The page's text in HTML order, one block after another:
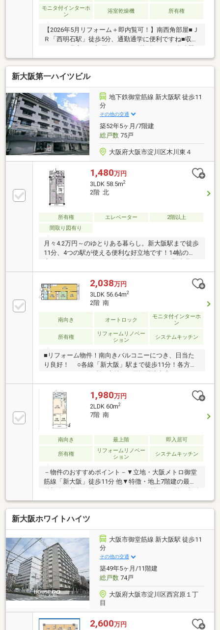
モニタ付インターホ
ン
浴室乾燥機 所有権
【2026年5月リフォーム＋即内覧可！】南西角部屋■Ｊ
Ｒ「西明石駅」徒歩5分、通勤通学に便利ですね■収納
や浴室乾燥機付きなど設備充実！
新大阪第一ハイツビル
地下鉄御堂筋線 新大阪駅 徒歩11
分
その他の交通
築52年5ヶ月/7階建
総戸数75戸
大阪府大阪市淀川区木川東４
1,480万円
3LDK 58.5m2
2階 北
所有権 エレベーター
2階以上
間取り図有り
月々4.2万円～のゆとりある暮らし。新大阪駅まで徒歩
11分、4つの駅が使える便利な好立地です！14帖の
可能です！
2,038万円
3LDK 56.64m2
2階 南
南向き オートロック
モニタ付インターホ
ン
所有権
リフォームリノベー
ション
システムキッチン
■リフォーム物件！南向きバルコニーにつき、日当た
り良好！ ○各線「新大阪」駅まで徒歩11分！各方面
ーやコンビニ、ホームセンターなども近く、便利！
1,980万円
2LDK 60m2
7階 南
南向き 最上階 即入居可
所有権
リフォームリノベー
ション
システムキッチン
－物件のおすすめポイント－▼立地・大阪メトロ御堂
筋線「新大阪」徒歩11分 他▼特徴・地上7階建の最上
有・南側にバルコニーを設置・即お引渡し可能(残金精
算後)▼設備・キッチンは食洗機搭載、背面カウンター
付▼2025年10月室内リフォーム済【貼替】全室クロ
ス・フローリング【新調】キッチン、浴室、洗面台、
トイレ、建具 等▼周辺環境・ダイエー西中島店・イオ
ンフードスタイル 徒歩4分(約300m)■ ご希望の住まい
探しをお手伝いします ━━━━━・・・物件の詳細・
ご相談はお気軽にお問い合わせください。
新大阪ホワイトハイツ
大阪市御堂筋線 新大阪駅 徒歩11
分
その他の交通
築49年5ヶ月/11階建
総戸数74戸
大阪府大阪市淀川区西宮原１丁
目
2,600万円